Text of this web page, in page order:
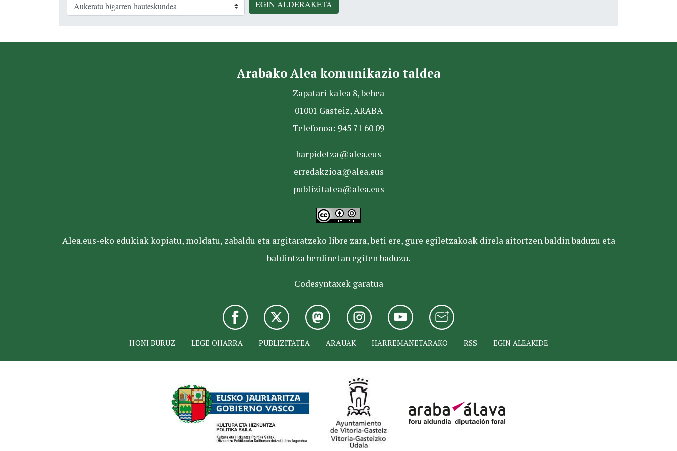
EGIN ALDERAKETA
Arabako Alea komunikazio taldea
Zapatari kalea 8, behea
01001 Gasteiz, ARABA
Telefonoa: 945 71 60 09
harpidetza@alea.eus
erredakzioa@alea.eus
publizitatea@alea.eus
Alea.eus-eko edukiak kopiatu, moldatu, zabaldu eta argitaratzeko libre zara, beti ere, gure egiletzakoak direla aitortzen baldin baduzu eta
baldintza berdinetan egiten baduzu.
Codesyntaxek garatua
HONI BURUZ LEGE OHARRA PUBLIZITATEA ARAUAK HARREMANETARAKO RSS EGIN ALEAKIDE